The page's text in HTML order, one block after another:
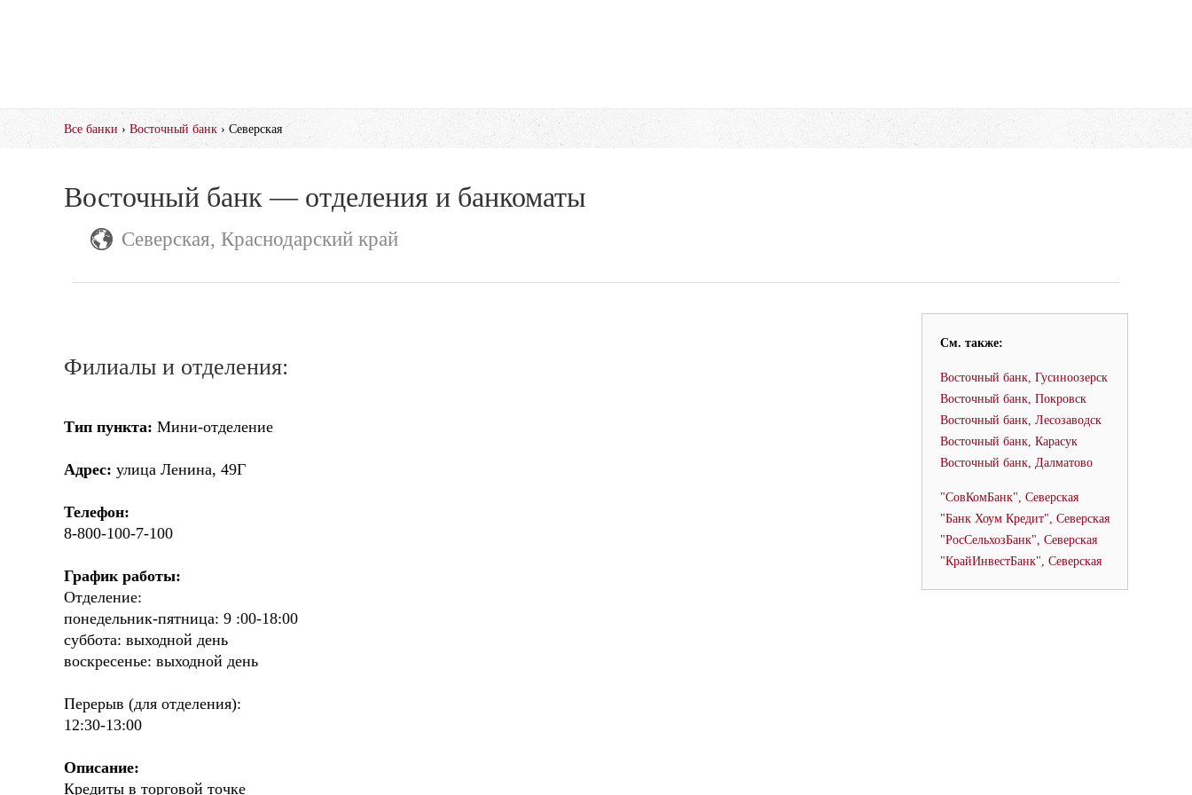
Все банки › Восточный банк › Северская
Восточный банк — отделения и банкоматы
Северская, Краснодарский край
См. также:
Восточный банк, Гусиноозерск
Восточный банк, Покровск
Восточный банк, Лесозаводск
Восточный банк, Карасук
Восточный банк, Далматово
"СовКомБанк", Северская
"Банк Хоум Кредит", Северская
"РосСельхозБанк", Северская
"КрайИнвестБанк", Северская
Филиалы и отделения:
Тип пункта: Мини-отделение
Адрес: улица Ленина, 49Г
Телефон:
8-800-100-7-100
График работы:
Отделение:
понедельник-пятница: 9 :00-18:00
суббота: выходной день
воскресенье: выходной день
Перерыв (для отделения):
12:30-13:00
Описание:
Кредиты в торговой точке